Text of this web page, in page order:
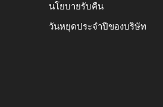
นโยบายรับคืน
วันหยุดประจำปีของบริษัท